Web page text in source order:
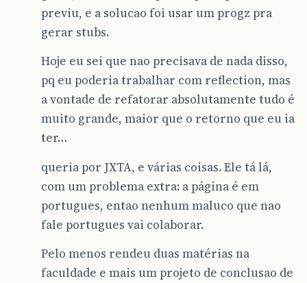
previu, e a solucao foi usar um progz pra
gerar stubs.
Hoje eu sei que nao precisava de nada disso,
pq eu poderia trabalhar com reflection, mas
a vontade de refatorar absolutamente tudo é
muito grande, maior que o retorno que eu ia
ter…
queria por JXTA, e várias coisas. Ele tá lá,
com um problema extra: a página é em
portugues, entao nenhum maluco que nao
fale portugues vai colaborar.
Pelo menos rendeu duas matérias na
faculdade e mais um projeto de conclusao de